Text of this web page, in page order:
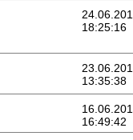
18:25:16
13:35:38
16:49:42